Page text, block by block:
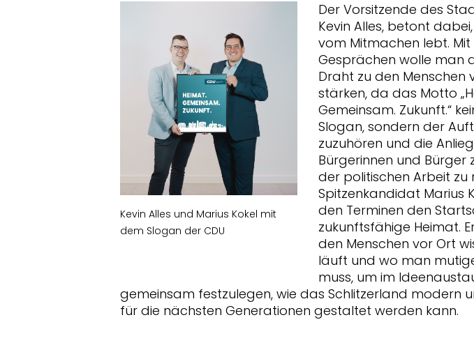
Kevin Alles und Marius Kokel mit
dem Slogan der CDU
Der Vorsitzende des
Kevin Alles, betont
vom Mitmachen lebt. Mit
Gesprächen wolle man
Draht zu den Menschen
stärken, da das Motto
Gemeinsam. Zukunft.“
Slogan, sondern der
zuzuhören und die
Bürgerinnen und Bürger
der politischen Arbeit zu
Spitzenkandidat Marius
den Terminen den
zukunftsfähige Heimat.
den Menschen vor Ort
läuft und wo man
muss, um im
gemeinsam festzulegen, wie das Schlitzerland modern
für die nächsten Generationen gestaltet werden kann.